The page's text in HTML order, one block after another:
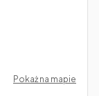
Pokaż na mapie